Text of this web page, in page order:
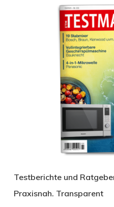
Testberichte und
Praxisnah. Transparent